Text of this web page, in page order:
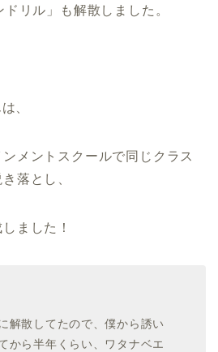
リル」も解散しました。
、
メントスクールで同じクラス
落とし、
ました！
解散してたので、僕から誘い
から半年くらい、ワタナベエ